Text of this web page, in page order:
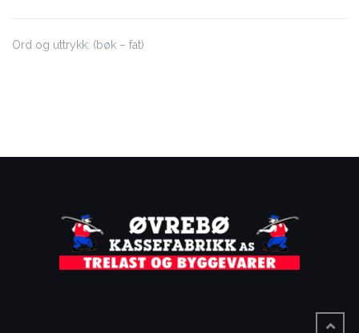
Ord og uttrykk: (bøk – fat)